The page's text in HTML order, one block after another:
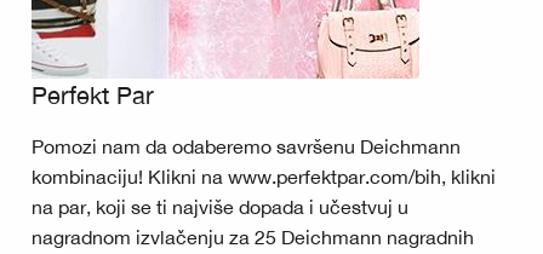
Perfekt Par
Pomozi nam da odaberemo savršenu Deichmann
kombinaciju! Klikni na www.perfektpar.com/bih, klikni
na par, koji se ti najviše dopada i učestvuj u
nagradnom izvlačenju za 25 Deichmann nagradnih